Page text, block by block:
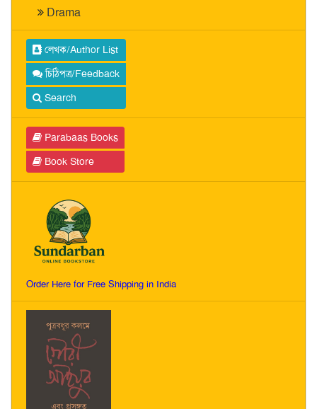
Drama
লেখক/Author List
চিঠিপত্র/Feedback
Search
Parabaas Books
Book Store
Order Here for Free Shipping in India